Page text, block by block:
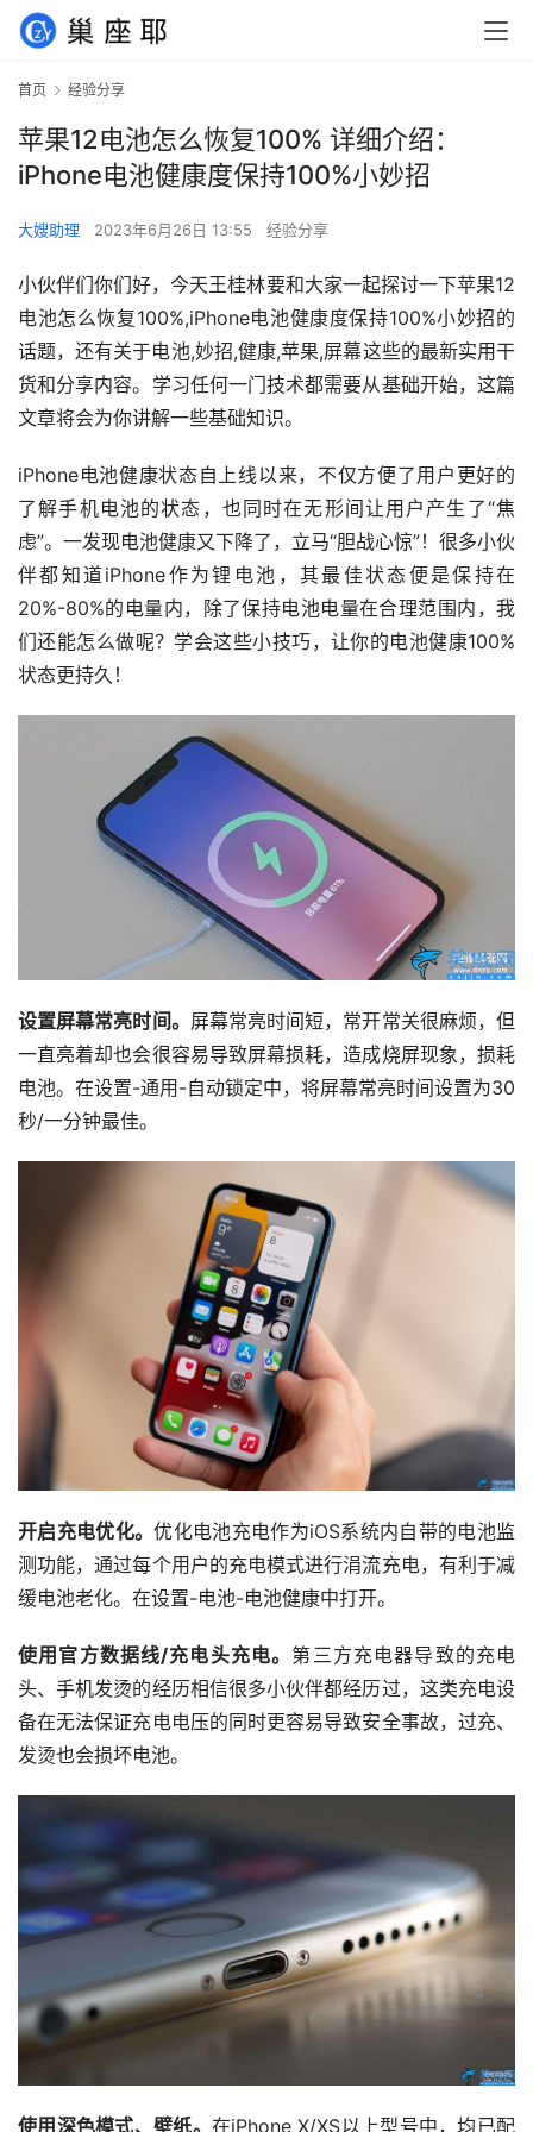
首页 经验分享
苹果12电池怎么恢复100% 详细介绍：
iPhone电池健康度保持100%小妙招
大嫂助理 2023年6月26日 13:55 经验分享
小伙伴们你们好，今天王桂林要和大家一起探讨一下苹果12
电池怎么恢复100%,iPhone电池健康度保持100%小妙招的
话题，还有关于电池,妙招,健康,苹果,屏幕这些的最新实用干
货和分享内容。学习任何一门技术都需要从基础开始，这篇
文章将会为你讲解一些基础知识。
iPhone电池健康状态自上线以来，不仅方便了用户更好的
了解手机电池的状态，也同时在无形间让用户产生了“焦
虑”。一发现电池健康又下降了，立马“胆战心惊”！很多小伙
伴都知道iPhone作为锂电池，其最佳状态便是保持在
20%-80%的电量内，除了保持电池电量在合理范围内，我
们还能怎么做呢？学会这些小技巧，让你的电池健康100%
状态更持久！
设置屏幕常亮时间。 屏幕常亮时间短，常开常关很麻烦，但
一直亮着却也会很容易导致屏幕损耗，造成烧屏现象，损耗
电池。在设置-通用-自动锁定中，将屏幕常亮时间设置为30
秒/一分钟最佳。
开启充电优化。优化电池充电作为iOS系统内自带的电池监
测功能，通过每个用户的充电模式进行涓流充电，有利于减
缓电池老化。在设置-电池-电池健康中打开。
使用官方数据线/充电头充电。 第三方充电器导致的充电
头、手机发烫的经历相信很多小伙伴都经历过，这类充电设
备在无法保证充电电压的同时更容易导致安全事故，过充、
发烫也会损坏电池。
使用深色模式、壁纸。 在iPhone X/XS以上型号中，均已配